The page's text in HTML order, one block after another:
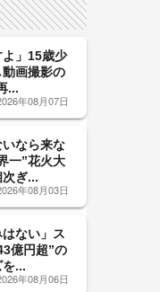
よ」15歳少
画撮影の
...
年08月07日
いなら来な
一”花火大
ぎ...
年08月03日
はない」ス
億円超”の
...
年08月06日